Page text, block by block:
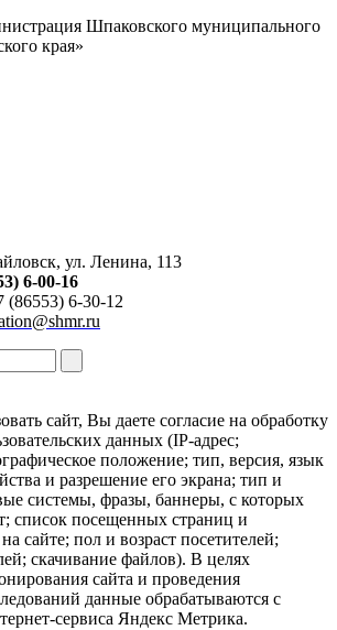
Шпаковского муниципального
края»
ул. Ленина, 113
6-00-16
(86553) 6-30-12
сайт, Вы даете согласие на обработку
данных (IP-адрес;
положение; тип, версия, язык
и разрешение его экрана; тип и
системы, фразы, баннеры, с которых
список посещенных страниц и
сайте; пол и возраст посетителей;
скачивание файлов). В целях
сайта и проведения
данные обрабатываются с
сервиса Яндекс Метрика.